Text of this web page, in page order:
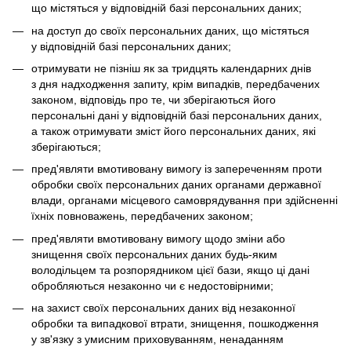
що містяться у відповідній базі персональних даних;
на доступ до своїх персональних даних, що містяться
у відповідній базі персональних даних;
отримувати не пізніш як за тридцять календарних днів
з дня надходження запиту, крім випадків, передбачених
законом, відповідь про те, чи зберігаються його
персональні дані у відповідній базі персональних даних,
а також отримувати зміст його персональних даних, які
зберігаються;
пред'являти вмотивовану вимогу із запереченням проти
обробки своїх персональних даних органами державної
влади, органами місцевого самоврядування при здійсненні
їхніх повноважень, передбачених законом;
пред'являти вмотивовану вимогу щодо зміни або
знищення своїх персональних даних будь-яким
володільцем та розпорядником цієї бази, якщо ці дані
обробляються незаконно чи є недостовірними;
на захист своїх персональних даних від незаконної
обробки та випадкової втрати, знищення, пошкодження
у зв'язку з умисним приховуванням, ненаданням